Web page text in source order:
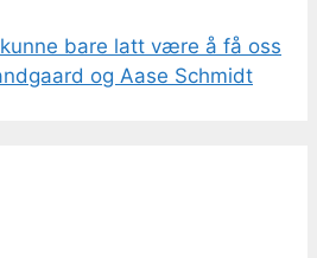
bare latt være å få oss
og Aase Schmidt